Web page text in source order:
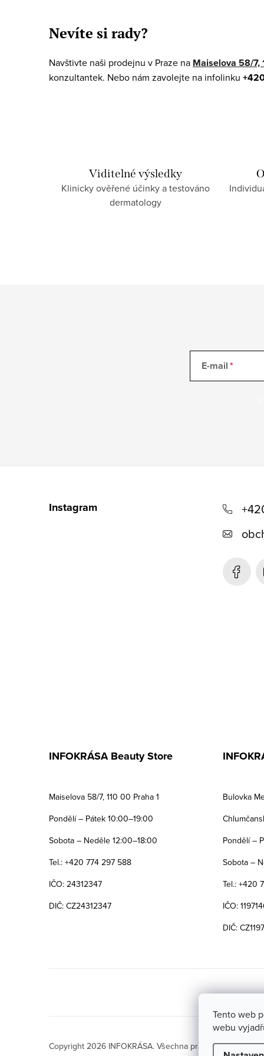
Tento web
webu
l
á
d
Nevíte si rady?
Navštivte naši prodejnu v Praze na Maiselova 58/7,
konzultantek. Nebo nám zavolejte na infolinku
Viditelné výsledky
Klinicky ověřené účinky a testováno
dermatology
E-mail
Instagram
INFOKRÁSA Beauty Store
Maiselova 58/7, 110 00 Praha 1
Pondělí – Pátek 10:00–19:00
Sobota – Neděle 12:00–18:00
Tel.: +420 774 297 588
IČO: 24312347
DIČ: CZ24312347
Bulovka
Pondělí –
Sobota –
Tel.: +420
IČO:
DIČ:
Copyright 2026 INFOKRÁSA. Všechna práva vyhrazena.